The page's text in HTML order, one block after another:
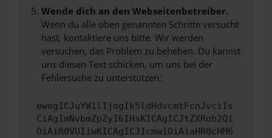
Wende dich an den Webseitenbetreiber.
Wenn du alle oben genannten Schritte versucht
hast, kontaktiere uns bitte. Wir werden
versuchen, das Problem zu beheben. Du kannst
uns diesen Text schicken, um uns bei der
Fehlersuche zu unterstützen:
ewogICJuYW1lIjogIk5ldHdvcmtFcnJvciIs
CiAgImNvbmZpZyI6IHsKICAgICJtZXRob2Qi
OiAiR0VUIiwKICAgICJ1cmwiOiAiaHR0cHM6